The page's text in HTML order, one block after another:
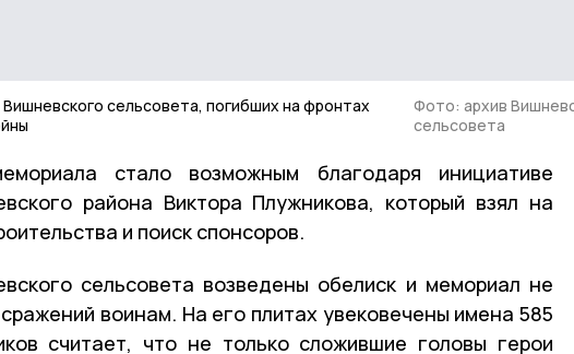
сельсовета, погибших на фронтах
Фото: архив
сельсовета
стало возможным благодаря инициативе
района Виктора Плужникова, который взял на
и поиск спонсоров.
сельсовета возведены обелиск и мемориал не
воинам. На его плитах увековечены имена 585
считает, что не только сложившие головы герои